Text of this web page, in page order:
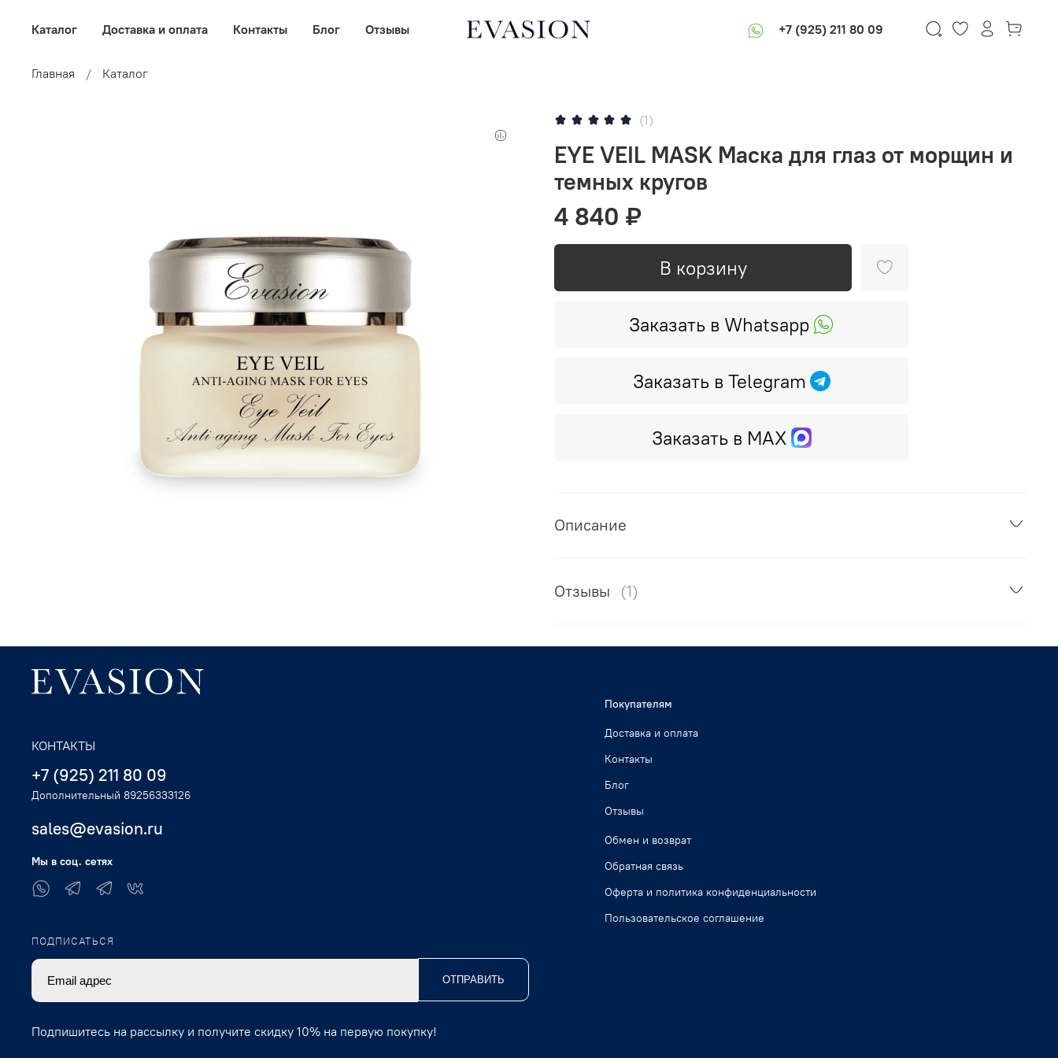
Каталог Доставка и оплата Контакты Блог Отзывы +7 (925) 211 80 09
Главная Каталог
(1)
EYE VЕIL MASK Маска для глаз от морщин и
темных кругов
4 840 ₽
В корзину
Заказать в Whatsapp
Заказать в Telegram
Заказать в MAX
Описание
Отзывы (1)
Покупателям
Доставка и оплата
Контакты
Блог
Отзывы
Обмен и возврат
Обратная связь
Оферта и политика конфиденциальности
Пользовательское соглашение
КОНТАКТЫ
+7 (925) 211 80 09
Дополнительный 89256333126
sales@evasion.ru
Мы в соц. сетях
ПОДПИСАТЬСЯ
ОТПРАВИТЬ
Подпишитесь на рассылку и получите скидку 10% на первую покупку!